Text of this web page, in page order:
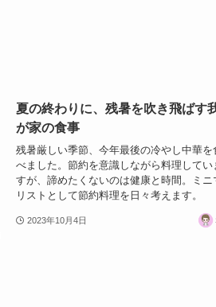
夏の終わりに、残暑を吹き飛ばす
が家の食事
残暑厳しい季節、今年最後の冷やし中華を
べました。節約を意識しながら料理してい
すが、諦めたくないのは健康と時間。ミニ
リストとして節約料理を日々考えます。
2023年10月4日